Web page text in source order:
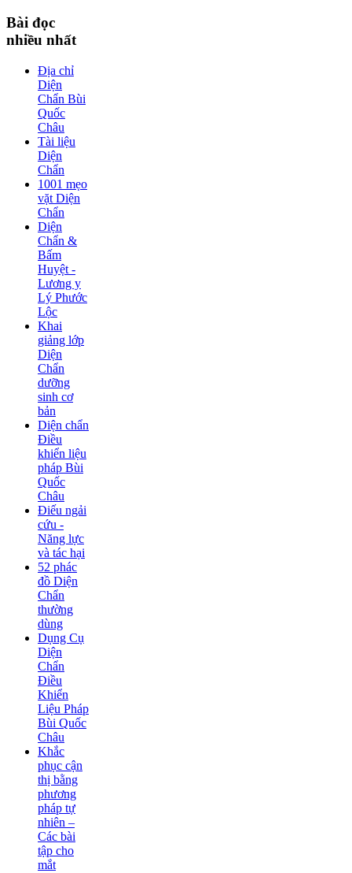
Bài đọc
nhiều nhất
Địa chỉ
Diện
Chẩn Bùi
Quốc
Châu
Tài liệu
Diện
Chẩn
1001 mẹo
vặt Diện
Chẩn
Diện
Chẩn &
Bấm
Huyệt -
Lương y
Lý Phước
Lộc
Khai
giảng lớp
Diện
Chẩn
dưỡng
sinh cơ
bản
Diện chẩn
Điều
khiển liệu
pháp Bùi
Quốc
Châu
Điếu ngải
cứu -
Năng lực
và tác hại
52 phác
đồ Diện
Chẩn
thường
dùng
Dụng Cụ
Diện
Chẩn
Điều
Khiển
Liệu Pháp
Bùi Quốc
Châu
Khắc
phục cận
thị bằng
phương
pháp tự
nhiên –
Các bài
tập cho
mắt